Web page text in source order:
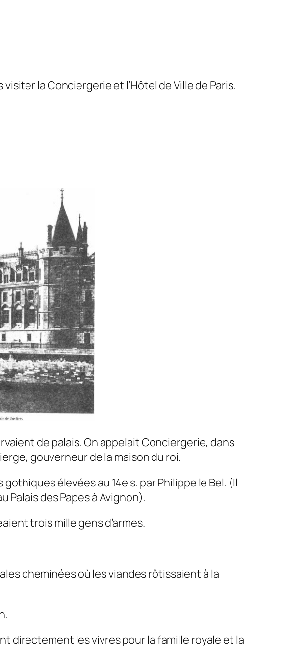
la Conciergerie et l’Hôtel de Ville de Paris.
de palais. On appelait Conciergerie, dans
gouverneur de la maison du roi.
élevées au 14e s. par Philippe le Bel. (Il
Palais des Papes à Avignon).
trois mille gens d’armes.
cheminées où les viandes rôtissaient à la
directement les vivres pour la famille royale et la